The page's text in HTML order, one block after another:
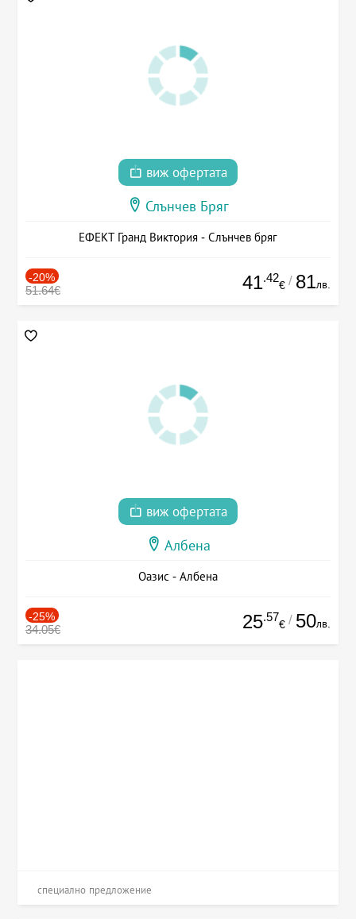
виж офертата
Слънчев Бряг
ЕФЕКТ Гранд Виктория - Слънчев бряг
-20%
51.64€ 41.42
€ / 81лв.
виж офертата
Албена
Оазис - Албена
-25%
34.05€ 25.57
€ / 50лв.
специално предложение